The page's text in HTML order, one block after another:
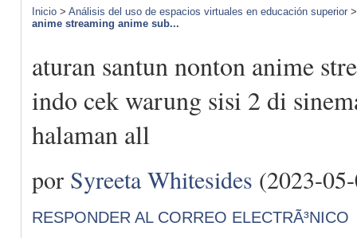
Inicio > Análisis del uso de espacios virtuales en educación superior
anime streaming anime sub...
aturan santun nonton anime
indo cek warung sisi 2 di
halaman all
por Syreeta Whitesides (2023-
RESPONDER AL CORREO ELECTRÃ³NICO